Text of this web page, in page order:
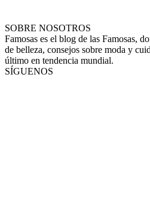
SOBRE NOSOTROS
Famosas es el blog de las Famosas,
de belleza, consejos sobre moda y
último en tendencia mundial.
SÍGUENOS